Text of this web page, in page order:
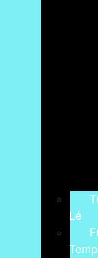
Lẻ